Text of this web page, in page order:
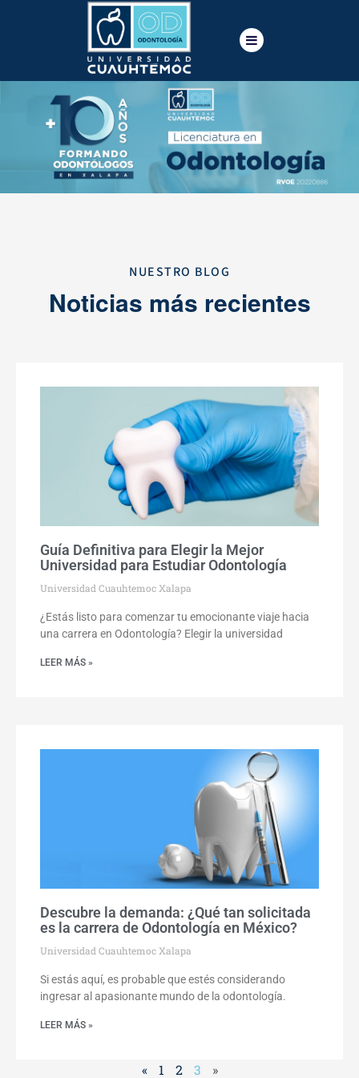
NUESTRO BLOG
Noticias más recientes
Guía Definitiva para Elegir la Mejor
Universidad para Estudiar Odontología
Universidad Cuauhtemoc Xalapa
¿Estás listo para comenzar tu emocionante viaje hacia
una carrera en Odontología? Elegir la universidad
LEER MÁS »
Descubre la demanda: ¿Qué tan solicitada
es la carrera de Odontología en México?
Universidad Cuauhtemoc Xalapa
Si estás aquí, es probable que estés considerando
ingresar al apasionante mundo de la odontología.
LEER MÁS »
« 1 2 3 »